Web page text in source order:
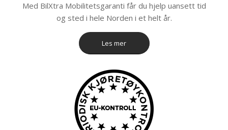
Med BilXtra Mobilitetsgaranti får du hjelp uansett tid
og sted i hele Norden i et helt år.
Les mer